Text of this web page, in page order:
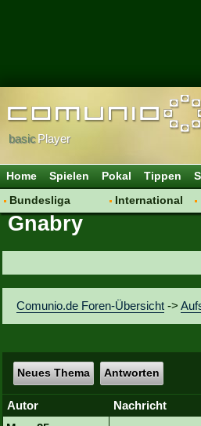
basicPlayer
Home Spielen Pokal Tippen
Bundesliga
Hot News
Vereinsdiskussion
Vereinsfragen
International
Gnabry
Comunio.de Foren-Übersicht ->
Neues Thema Antworten
Autor
Nachricht